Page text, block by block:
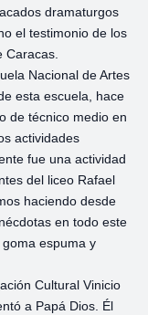
dramaturgos
el testimonio de los
Nacional de Artes
esta escuela, hace
de técnico medio en
actividades
fue una actividad
del liceo Rafael
haciendo desde
en todo este
espuma y
Cultural Vinicio
a Papá Dios. Él